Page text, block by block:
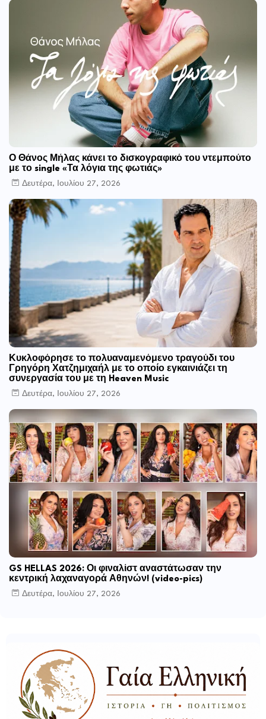
Ο Θάνος Μήλας κάνει το δισκογραφικό του ντεμπούτο
με το single «Τα λόγια της φωτιάς»
Δευτέρα, Ιουλίου 27, 2026
Κυκλοφόρησε το πολυαναμενόμενο τραγούδι του
Γρηγόρη Χατζημιχαήλ με το οποίο εγκαινιάζει τη
συνεργασία του με τη Heaven Music
Δευτέρα, Ιουλίου 27, 2026
GS HELLAS 2026: Οι φιναλίστ αναστάτωσαν την
κεντρική λαχαναγορά Αθηνών! (video-pics)
Δευτέρα, Ιουλίου 27, 2026